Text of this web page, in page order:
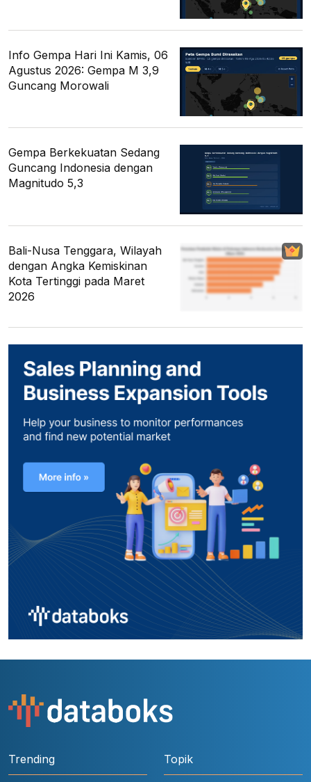
Info Gempa Hari Ini Kamis, 06
Agustus 2026: Gempa M 3,9
Guncang Morowali
Gempa Berkekuatan Sedang
Guncang Indonesia dengan
Magnitudo 5,3
Bali-Nusa Tenggara, Wilayah
dengan Angka Kemiskinan
Kota Tertinggi pada Maret
2026
Trending Topik